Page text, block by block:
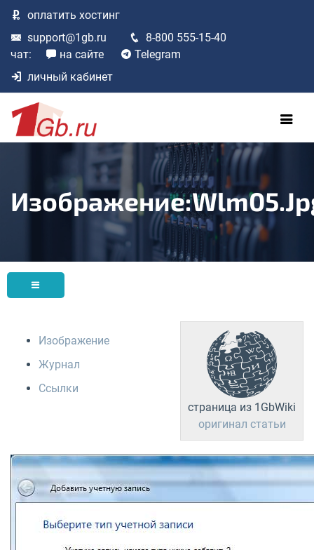
оплатить хостинг
support@1gb.ru
8-800 555-15-40
чат:
на сайте
Telegram
личный кабинет
страница из 1GbWiki
оригинал статьи
Изображение
Журнал
Ссылки